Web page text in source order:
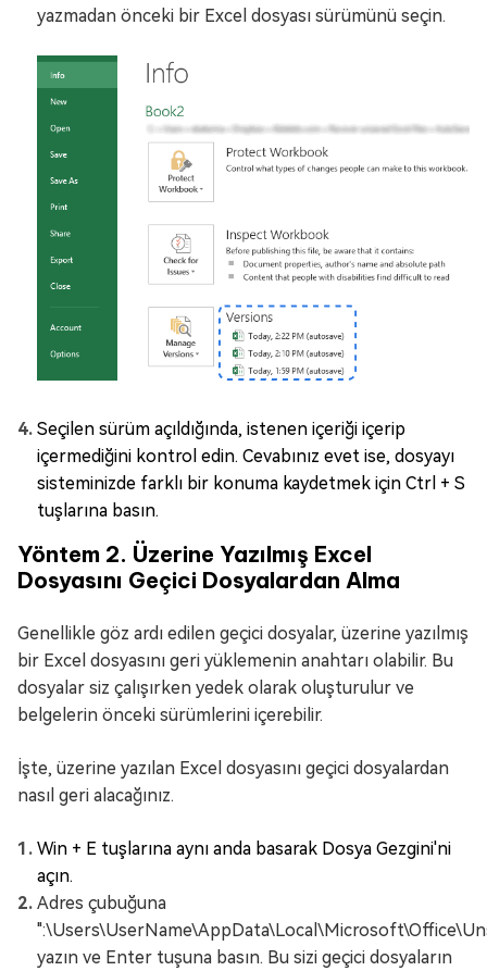
yazmadan önceki bir Excel dosyası sürümünü seçin.
Seçilen sürüm açıldığında, istenen içeriği içerip
içermediğini kontrol edin. Cevabınız evet ise, dosyayı
sisteminizde farklı bir konuma kaydetmek için Ctrl + S
tuşlarına basın.
Yöntem 2. Üzerine Yazılmış Excel
Dosyasını Geçici Dosyalardan Alma
Genellikle göz ardı edilen geçici dosyalar, üzerine yazılmış
bir Excel dosyasını geri yüklemenin anahtarı olabilir. Bu
dosyalar siz çalışırken yedek olarak oluşturulur ve
belgelerin önceki sürümlerini içerebilir.
İşte, üzerine yazılan Excel dosyasını geçici dosyalardan
nasıl geri alacağınız.
Win + E tuşlarına aynı anda basarak Dosya Gezgini'ni
açın.
Adres çubuğuna
yazın ve Enter tuşuna basın. Bu sizi geçici dosyaların